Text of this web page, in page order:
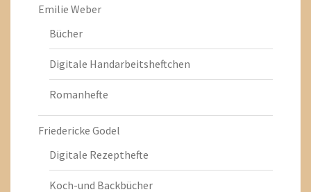
Emilie Weber
Bücher
Digitale Handarbeitsheftchen
Romanhefte
Friedericke Godel
Digitale Rezepthefte
Koch-und Backbücher